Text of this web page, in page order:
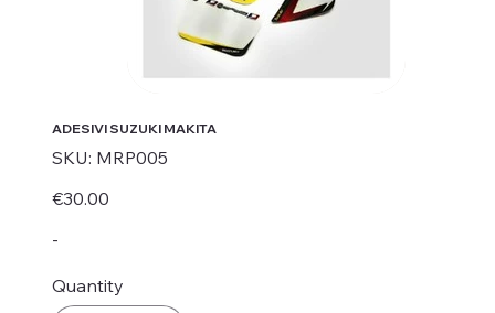
ADESIVI SUZUKI MAKITA
SKU: SKU
MRP005
MRP005
Price
€30.00
-
Quantity